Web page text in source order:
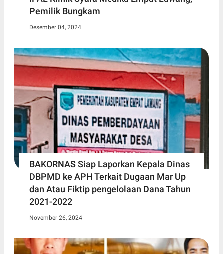
Pemilik Bungkam
Desember 04, 2024
BAKORNAS Siap Laporkan Kepala Dinas
DBPMD ke APH Terkait Dugaan Mar Up
dan Atau Fiktip pengelolaan Dana Tahun
2021-2022
November 26, 2024